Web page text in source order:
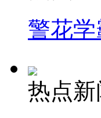
警花
热点新